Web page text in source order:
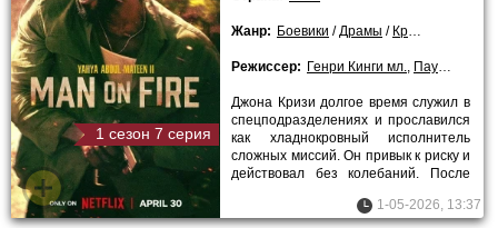
1 сезон 7 серия
Жанр: Боевики /Драмы / Криминальные
Режиссер: Генри Кинги мл., Паула Хьюидобро
Джона Кризи долгое время служил в
спецподразделениях и прославился
как хладнокровный исполнитель
сложных миссий. Он привык к риску и
действовал без колебаний. После
1-05-2026, 13:37